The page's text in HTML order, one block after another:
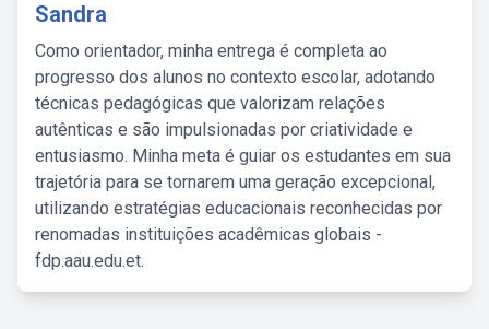
Sandra
Como orientador, minha entrega é completa ao
progresso dos alunos no contexto escolar, adotando
técnicas pedagógicas que valorizam relações
autênticas e são impulsionadas por criatividade e
entusiasmo. Minha meta é guiar os estudantes em sua
trajetória para se tornarem uma geração excepcional,
utilizando estratégias educacionais reconhecidas por
renomadas instituições acadêmicas globais -
fdp.aau.edu.et.